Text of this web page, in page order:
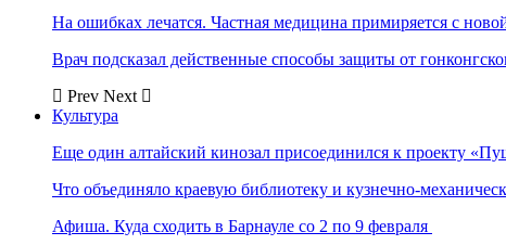
На ошибках лечатся. Частная медицина примиряется с
Врач подсказал действенные способы защиты от
Prev Next
Культура
Еще один алтайский кинозал присоединился к проекту
Что объединяло краевую библиотеку и кузнечно-
Афиша. Куда сходить в Барнауле со 2 по 9 февраля